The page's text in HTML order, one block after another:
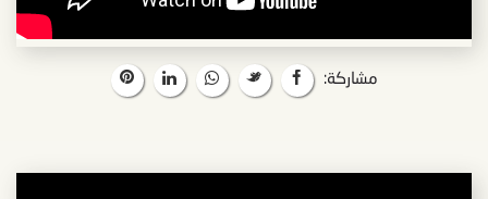
مشاركة: